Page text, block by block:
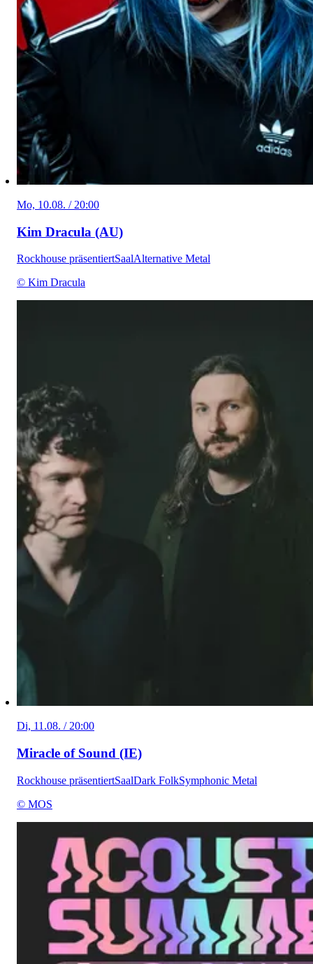
Mo, 10.08. / 20:00
Kim Dracula (AU)
Rockhouse präsentiertSaalAlternative Metal
© Kim Dracula
Di, 11.08. / 20:00
Miracle of Sound (IE)
Rockhouse präsentiertSaalDark FolkSymphonic Metal
© MOS